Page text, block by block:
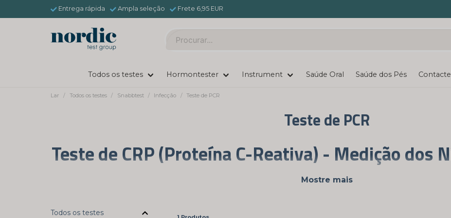
Entrega rápida Ampla seleção Frete 6,95 EUR
Todos os testes Hormontester Instrument Saúde Oral Saúde dos Pés
Lar Todos os testes Snabbtest Infecção Teste de PCR
Teste de PCR
Teste de CRP (Proteína C-Reativa) - Medição dos
detectar inflamações ou infecções no corpo. A Nordictest oferece testes de CRP de alta qualidade
Mostre mais
Todos os testes